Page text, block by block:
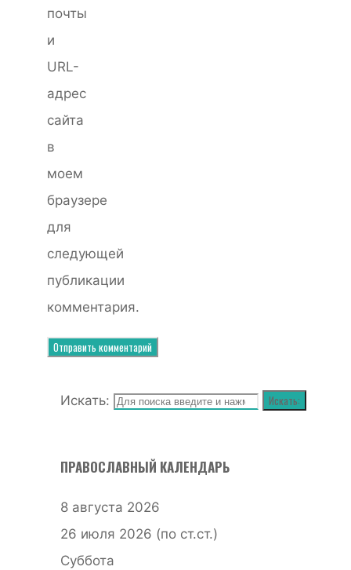
почты
и
URL-
адрес
сайта
в
моем
браузере
для
следующей
публикации
комментария.
Искать: Искать:
ПРАВОСЛАВНЫЙ КАЛЕНДАРЬ
8 августа 2026
26 июля 2026 (по ст.ст.)
Суббота